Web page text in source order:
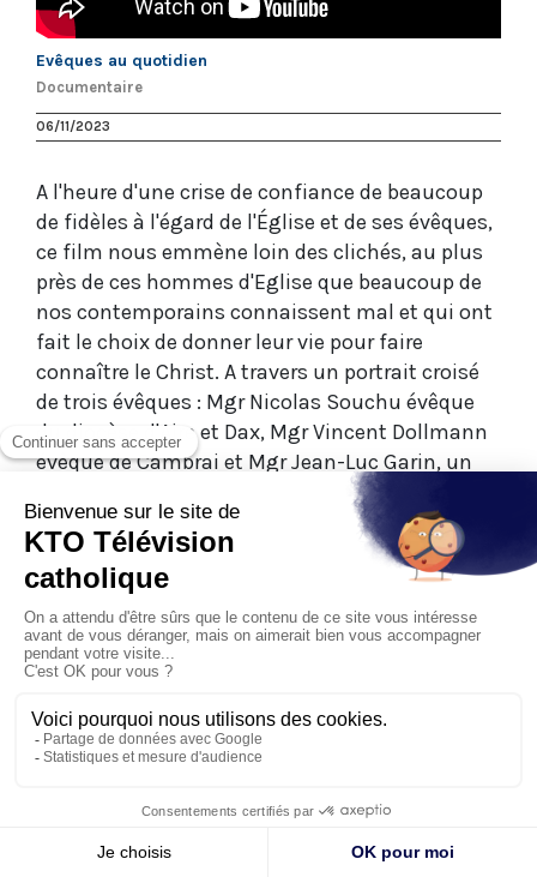
Evêques au quotidien
Documentaire
06/11/2023
A l'heure d'une crise de confiance de beaucoup
de fidèles à l'égard de l'Église et de ses évêques,
ce film nous emmène loin des clichés, au plus
près de ces hommes d'Eglise que beaucoup de
nos contemporains connaissent mal et qui ont
fait le choix de donner leur vie pour faire
connaître le Christ. A travers un portrait croisé
de trois évêques : Mgr Nicolas Souchu évêque
du diocèse d'Aire et Dax, Mgr Vincent Dollmann
évêque de Cambrai et Mgr Jean-Luc Garin, un
des plus jeunes évêques de France, en charge
du diocèse de Saint-Claude dans le Jura, on
découvre la diversité des réalités sociales et
humaines qu'ils rencontrent. Véritable
immersion dans le quotidien de ces pasteurs, le
film montre concrètement comment ils
organisent leurs journées, comment leur
sont leurs difficultés mais aussi quelles sont
leurs joies. 52mn où l'on chemine à leur côté en
doutes et leur espérance.
Une coproduction KTO/ELLIS FILMS 2023 - Réalisée